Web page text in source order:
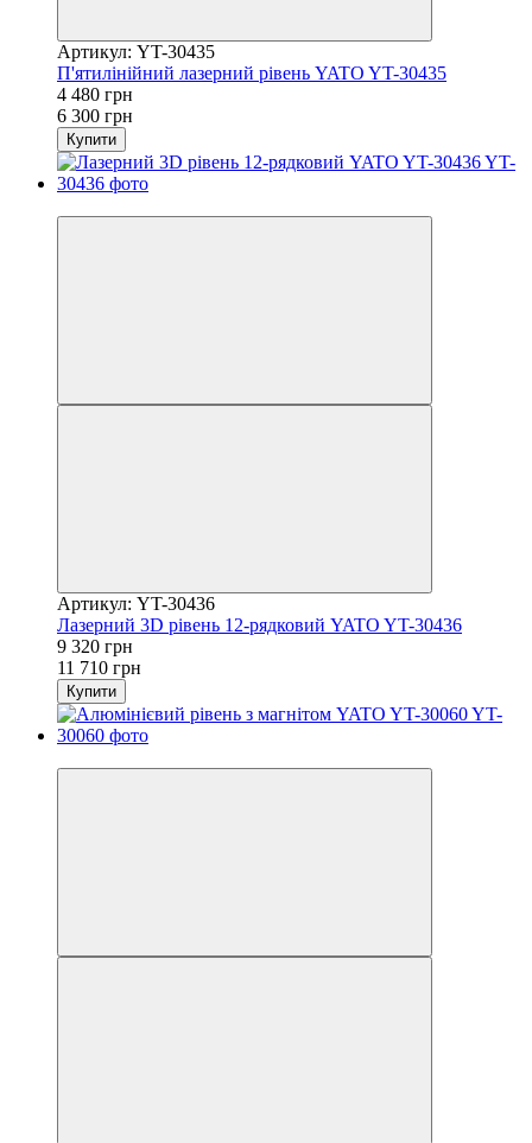
Артикул: YT-30435
П'ятилінійний лазерний рівень YATO YT-30435
4 480 грн
6 300 грн
Купити
Артикул: YT-30436
Лазерний 3D рівень 12-рядковий YATO YT-30436
9 320 грн
11 710 грн
Купити